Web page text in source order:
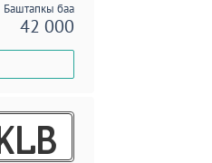
Баштапкы баа
42 000
KLB